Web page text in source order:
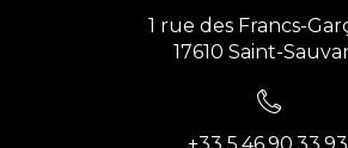
1 rue des Francs-
17610 Saint-
+33 5.46.90.33.93